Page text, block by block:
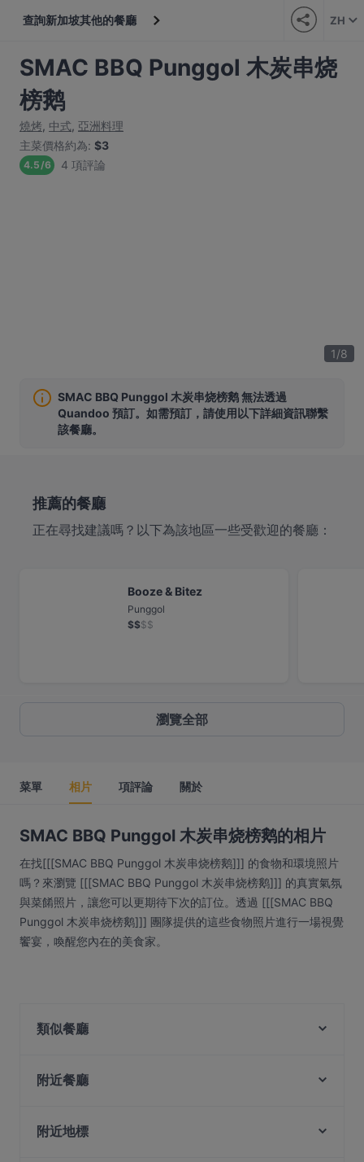
查詢新加坡其他的餐廳 ZH
SMAC BBQ Punggol 木炭串烧
榜鹅
燒烤, 中式, 亞洲料理
主菜價格約為: $3
4.5/6 4 項評論
1/8
SMAC BBQ Punggol 木炭串烧榜鹅 無法透過
Quandoo 預訂。如需預訂，請使用以下詳細資訊聯繫
該餐廳。
推薦的餐廳
正在尋找建議嗎？以下為該地區一些受歡迎的餐廳：
Booze & Bitez
Punggol
$$$$
瀏覽全部
菜單 相片 項評論 關於
SMAC BBQ Punggol 木炭串烧榜鹅的相片
在找[[[SMAC BBQ Punggol 木炭串烧榜鹅]]] 的食物和環境照片
嗎？來瀏覽 [[[SMAC BBQ Punggol 木炭串烧榜鹅]]] 的真實氣氛
與菜餚照片，讓您可以更期待下次的訂位。透過 [[[SMAC BBQ
Punggol 木炭串烧榜鹅]]] 團隊提供的這些食物照片進行一場視覺
饗宴，喚醒您內在的美食家。
類似餐廳
Tandoor Lounge
House of Seafood - Punggol
附近餐廳
georges @ Hideout Seletar
附近地標